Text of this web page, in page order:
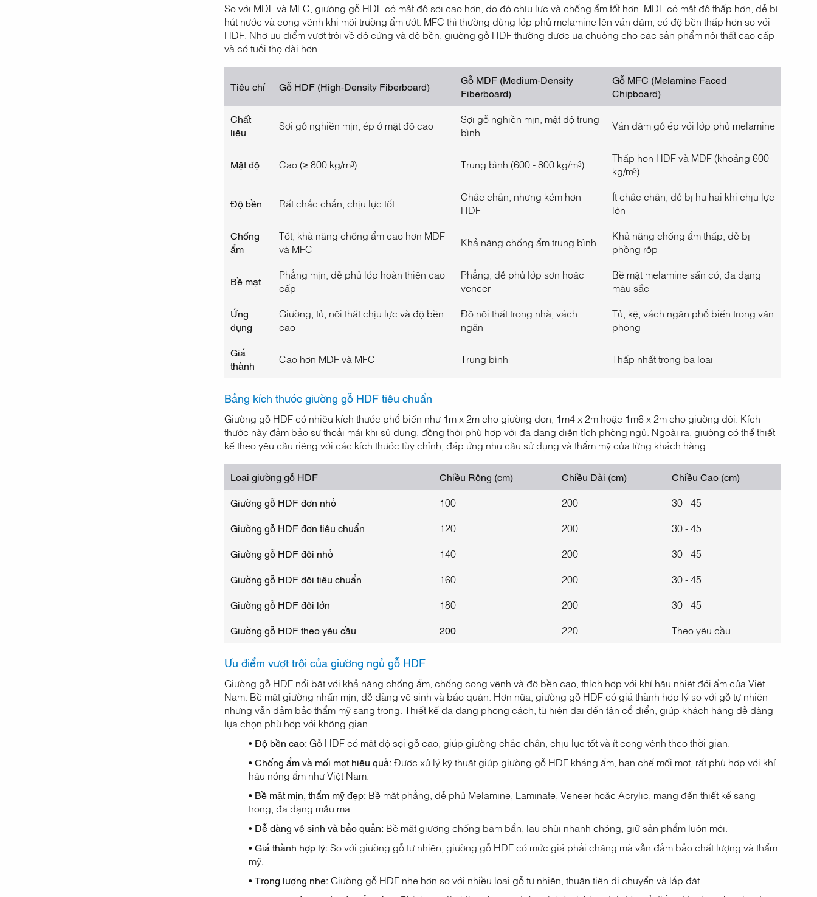
So với MDF và MFC, giường gỗ HDF có mật độ sợi cao hơn, do đó chịu lực và chống ẩm tốt hơn. MDF có mật độ thấp hơn, dễ bị
hút nước và cong vênh khi môi trường ẩm ướt. MFC thì thường dùng lớp phủ melamine lên ván dăm, có độ bền thấp hơn so với
HDF. Nhờ ưu điểm vượt trội về độ cứng và độ bền, giường gỗ HDF thường được ưa chuộng cho các sản phẩm nội thất cao cấp
và có tuổi thọ dài hơn.
Tiêu chí Gỗ HDF (High-Density Fiberboard)
Gỗ MDF (Medium-Density
Fiberboard)
Gỗ MFC (Melamine Faced
Chipboard)
Chất
liệu
Sợi gỗ nghiền mịn, ép ở mật độ cao
Sợi gỗ nghiền mịn, mật độ trung
bình
Ván dăm gỗ ép với lớp phủ melamine
Mật độ Cao (≥ 800 kg/m³) Trung bình (600 - 800 kg/m³)
Thấp hơn HDF và MDF (khoảng 600
kg/m³)
Độ bền Rất chắc chắn, chịu lực tốt
Chắc chắn, nhưng kém hơn
HDF
Ít chắc chắn, dễ bị hư hại khi chịu lực
lớn
Chống
ẩm
Tốt, khả năng chống ẩm cao hơn MDF
và MFC
Khả năng chống ẩm trung bình
Khả năng chống ẩm thấp, dễ bị
phồng rộp
Bề mặt
Phẳng mịn, dễ phủ lớp hoàn thiện cao
cấp
Phẳng, dễ phủ lớp sơn hoặc
veneer
Bề mặt melamine sẵn có, đa dạng
màu sắc
Ứng
dụng
Giường, tủ, nội thất chịu lực và độ bền
cao
Đồ nội thất trong nhà, vách
ngăn
Tủ, kệ, vách ngăn phổ biến trong văn
phòng
Giá
thành
Cao hơn MDF và MFC Trung bình Thấp nhất trong ba loại
Bảng kích thước giường gỗ HDF tiêu chuẩn
Giường gỗ HDF có nhiều kích thước phổ biến như 1m x 2m cho giường đơn, 1m4 x 2m hoặc 1m6 x 2m cho giường đôi. Kích
thước này đảm bảo sự thoải mái khi sử dụng, đồng thời phù hợp với đa dạng diện tích phòng ngủ. Ngoài ra, giường có thể thiết
kế theo yêu cầu riêng với các kích thước tùy chỉnh, đáp ứng nhu cầu sử dụng và thẩm mỹ của từng khách hàng.
Loại giường gỗ HDF Chiều Rộng (cm) Chiều Dài (cm)
Chiều Cao (cm)
Giường gỗ HDF đơn nhỏ
100 200
30 - 45
Giường gỗ HDF đơn tiêu chuẩn
120 200
30 - 45
Giường gỗ HDF đôi nhỏ
140 200
30 - 45
Giường gỗ HDF đôi tiêu chuẩn
160 200
30 - 45
Giường gỗ HDF đôi lớn
180 200
30 - 45
Giường gỗ HDF theo yêu cầu
200 220 Theo yêu cầu
Ưu điểm vượt trội của giường ngủ gỗ HDF
Giường gỗ HDF nổi bật với khả năng chống ẩm, chống cong vênh và độ bền cao, thích hợp với khí hậu nhiệt đới ẩm của Việt
Nam. Bề mặt giường nhẵn mịn, dễ dàng vệ sinh và bảo quản. Hơn nữa, giường gỗ HDF có giá thành hợp lý so với gỗ tự nhiên
nhưng vẫn đảm bảo thẩm mỹ sang trọng. Thiết kế đa dạng phong cách, từ hiện đại đến tân cổ điển, giúp khách hàng dễ dàng
lựa chọn phù hợp với không gian.
• Độ bền cao: Gỗ HDF có mật độ sợi gỗ cao, giúp giường chắc chắn, chịu lực tốt và ít cong vênh theo thời gian.
• Chống ẩm và mối mọt hiệu quả: Được xử lý kỹ thuật giúp giường gỗ HDF kháng ẩm, hạn chế mối mọt, rất phù hợp với khí
hậu nóng ẩm như Việt Nam.
• Bề mặt mịn, thẩm mỹ đẹp: Bề mặt phẳng, dễ phủ Melamine, Laminate, Veneer hoặc Acrylic, mang đến thiết kế sang
trọng, đa dạng mẫu mã.
• Dễ dàng vệ sinh và bảo quản: Bề mặt giường chống bám bẩn, lau chùi nhanh chóng, giữ sản phẩm luôn mới.
• Giá thành hợp lý: So với giường gỗ tự nhiên, giường gỗ HDF có mức giá phải chăng mà vẫn đảm bảo chất lượng và thẩm
mỹ.
• Trọng lượng nhẹ: Giường gỗ HDF nhẹ hơn so với nhiều loại gỗ tự nhiên, thuận tiện di chuyển và lắp đặt.